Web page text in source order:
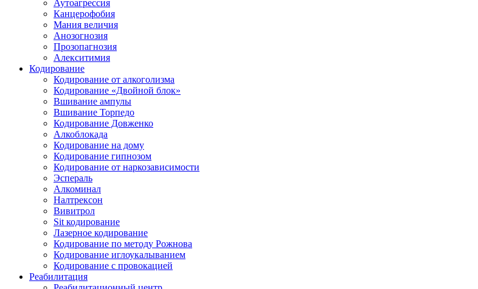
Аутоагрессия
Канцерофобия
Мания величия
Анозогнозия
Прозопагнозия
Алекситимия
Кодирование
Кодирование от алкоголизма
Кодирование «Двойной блок»
Вшивание ампулы
Вшивание Торпедо
Кодирование Довженко
Алкоблокада
Кодирование на дому
Кодирование гипнозом
Кодирование от наркозависимости
Эспераль
Алкоминал
Налтрексон
Вивитрол
Sit кодирование
Лазерное кодирование
Кодирование по методу Рожнова
Кодирование иглоукалыванием
Кодирование с провокацией
Реабилитация